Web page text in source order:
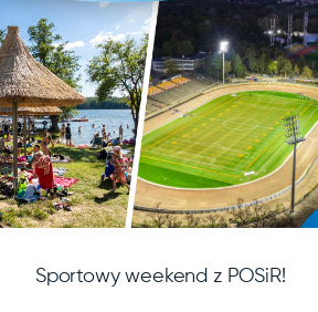
Sportowy weekend z POSiR!